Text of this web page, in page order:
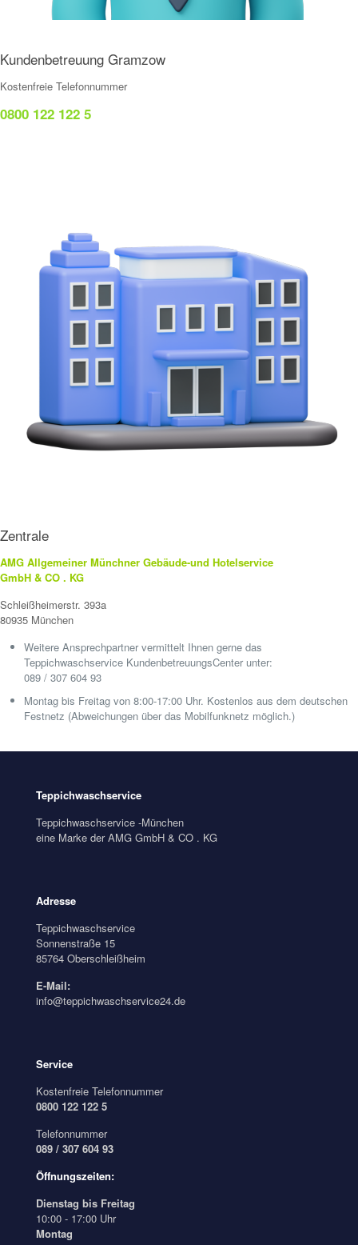
Kundenbetreuung Gramzow
Kostenfreie Telefonnummer
0800 122 122 5
Zentrale
AMG Allgemeiner Münchner Gebäude-und Hotelservice
GmbH & CO . KG
Schleißheimerstr. 393a
80935 München
Weitere Ansprechpartner vermittelt Ihnen gerne das
Teppichwaschservice KundenbetreuungsCenter unter:
089 / 307 604 93
Montag bis Freitag von 8:00-17:00 Uhr. Kostenlos aus dem deutschen
Festnetz (Abweichungen über das Mobilfunknetz möglich.)
Teppichwaschservice
Teppichwaschservice -München
eine Marke der AMG GmbH & CO . KG
Adresse
Teppichwaschservice
Sonnenstraße 15
85764 Oberschleißheim
E-Mail:
info@teppichwaschservice24.de
Service
Kostenfreie Telefonnummer
0800 122 122 5
Telefonnummer
089 / 307 604 93
Öffnungszeiten:
Dienstag bis Freitag
10:00 - 17:00 Uhr
Montag